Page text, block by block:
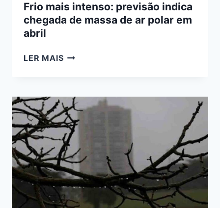
Frio mais intenso: previsão indica
chegada de massa de ar polar em
abril
LER MAISFRIO
INDICA
CHEGADA
DE
MASSA
DE
AR
POLAR
EM
ABRIL